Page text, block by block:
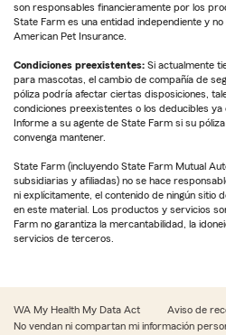
son responsables financieramente por los
State Farm es una entidad independiente y
American Pet Insurance.
Condiciones preexistentes: Si actualmente
para mascotas, el cambio de compañía de
póliza podría afectar ciertas disposiciones,
condiciones preexistentes o los deducibles ya
Informe a su agente de State Farm si su
convenga mantener.
State Farm (incluyendo State Farm Mutual
subsidiarias y afiliadas) no se hace
ni explícitamente, el contenido de ningún sitio
en este material. Los productos y servicios
Farm no garantiza la mercantabilidad, la
servicios de terceros.
WA My Health My Data Act
Aviso de
No vendan ni compartan mi información